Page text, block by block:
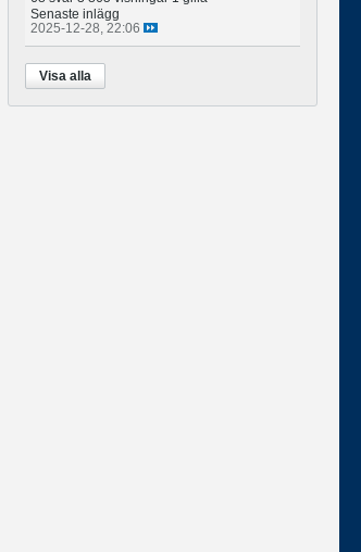
Senaste inlägg
2025-12-28, 22:06
Visa alla